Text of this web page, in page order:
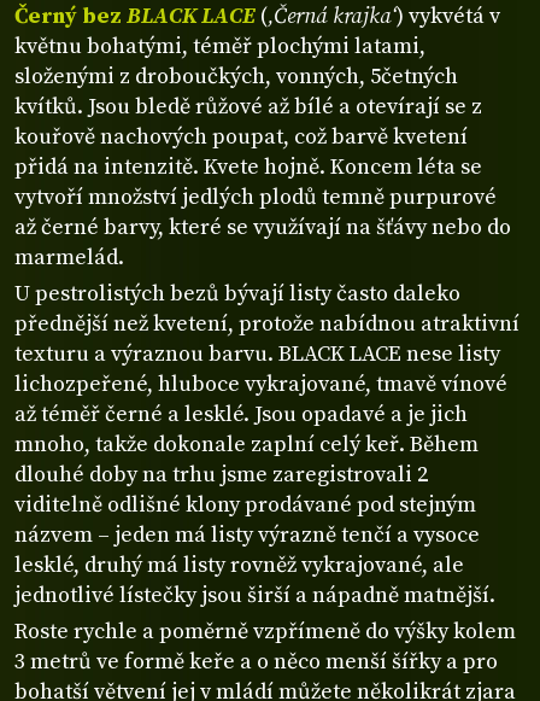
Černý bez BLACK LACE (‚Černá krajka‘) vykvétá v
květnu bohatými, téměř plochými latami,
složenými z droboučkých, vonných, 5četných
kvítků. Jsou bledě růžové až bílé a otevírají se z
kouřově nachových poupat, což barvě kvetení
přidá na intenzitě. Kvete hojně. Koncem léta se
vytvoří množství jedlých plodů temně purpurové
až černé barvy, které se využívají na šťávy nebo do
marmelád.
U pestrolistých bezů bývají listy často daleko
přednější než kvetení, protože nabídnou atraktivní
texturu a výraznou barvu. BLACK LACE nese listy
lichozpeřené, hluboce vykrajované, tmavě vínové
až téměř černé a lesklé. Jsou opadavé a je jich
mnoho, takže dokonale zaplní celý keř. Během
dlouhé doby na trhu jsme zaregistrovali 2
viditelně odlišné klony prodávané pod stejným
názvem – jeden má listy výrazně tenčí a vysoce
lesklé, druhý má listy rovněž vykrajované, ale
jednotlivé lístečky jsou širší a nápadně matnější.
Roste rychle a poměrně vzpřímeně do výšky kolem
3 metrů ve formě keře a o něco menší šířky a pro
bohatší větvení jej v mládí můžete několikrát zjara